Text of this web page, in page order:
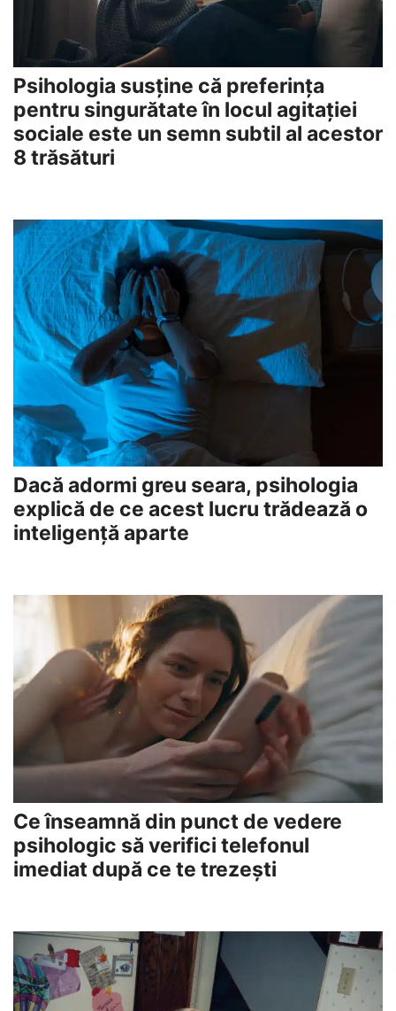
Psihologia susține că preferința
pentru singurătate în locul agitației
sociale este un semn subtil al acestor
8 trăsături
Dacă adormi greu seara, psihologia
explică de ce acest lucru trădează o
inteligență aparte
Ce înseamnă din punct de vedere
psihologic să verifici telefonul
imediat după ce te trezești